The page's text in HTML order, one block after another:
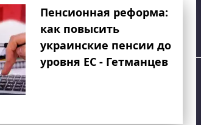
Пенсионная реформа:
как повысить
украинские пенсии до
уровня ЕС - Гетманцев